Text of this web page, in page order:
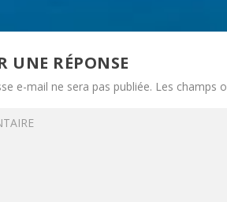
UNE RÉPONSE
e-mail ne sera pas publiée. Les champs